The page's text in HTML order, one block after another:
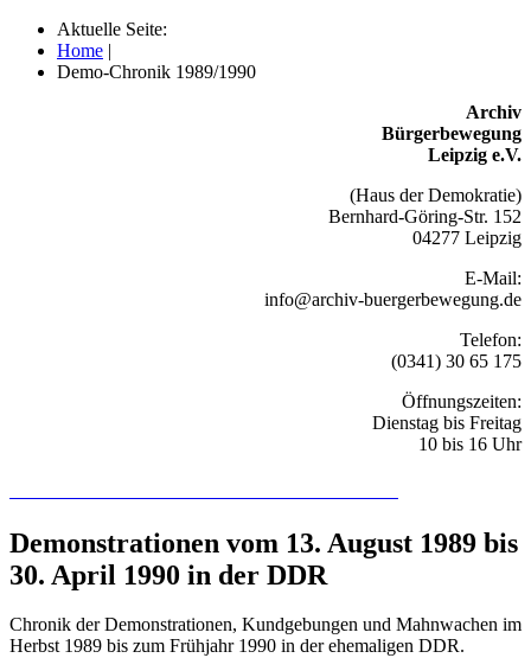
Aktuelle Seite:
Home |
Demo-Chronik 1989/1990
Archiv
Bürgerbewegung
Leipzig e.V.
(Haus der Demokratie)
Bernhard-Göring-Str. 152
04277 Leipzig
E-Mail:
info@archiv-buergerbewegung.de
Telefon:
(0341) 30 65 175
Öffnungszeiten:
Dienstag bis Freitag
10 bis 16 Uhr
Demonstrationen vom 13. August 1989 bis
30. April 1990 in der DDR
Chronik der Demonstrationen, Kundgebungen und Mahnwachen im
Herbst 1989 bis zum Frühjahr 1990 in der ehemaligen DDR.